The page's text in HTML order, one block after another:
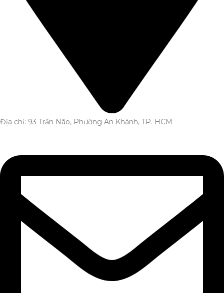
Địa chỉ: 93 Trần Não, Phường An Khánh, TP. HCM